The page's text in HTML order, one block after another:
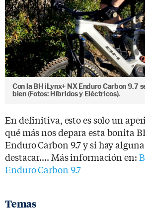
Con la BH iLynx+ NX Enduro Carbon 9.7
bien (Fotos: Híbridos y Eléctricos).
En definitiva, esto es solo un
qué más nos depara esta bonita
Enduro Carbon 9.7 y si hay
destacar.... Más información en:
Enduro Carbon 9.7
Temas